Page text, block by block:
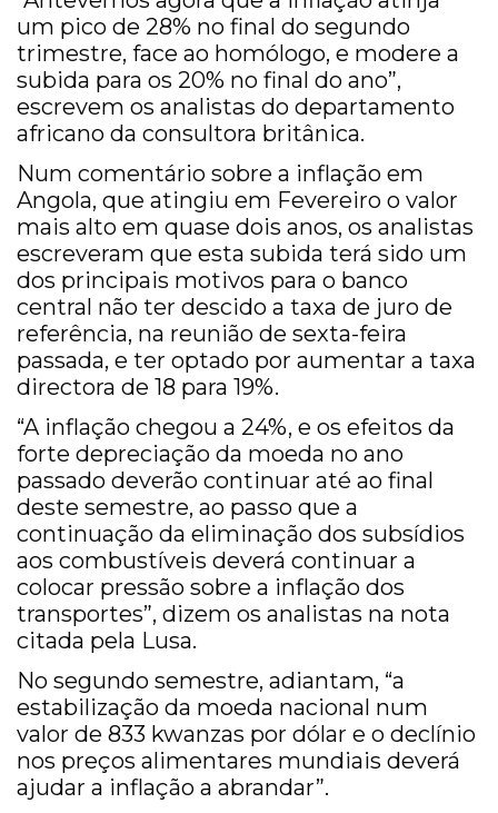
um pico de 28% no final do segundo
trimestre, face ao homólogo, e modere a
subida para os 20% no final do ano”,
escrevem os analistas do departamento
africano da consultora britânica.
Num comentário sobre a inflação em
Angola, que atingiu em Fevereiro o valor
mais alto em quase dois anos, os analistas
escreveram que esta subida terá sido um
dos principais motivos para o banco
central não ter descido a taxa de juro de
referência, na reunião de sexta-feira
passada, e ter optado por aumentar a taxa
directora de 18 para 19%.
“A inflação chegou a 24%, e os efeitos da
forte depreciação da moeda no ano
passado deverão continuar até ao final
deste semestre, ao passo que a
continuação da eliminação dos subsídios
aos combustíveis deverá continuar a
colocar pressão sobre a inflação dos
transportes”, dizem os analistas na nota
citada pela Lusa.
No segundo semestre, adiantam, “a
estabilização da moeda nacional num
valor de 833 kwanzas por dólar e o declínio
nos preços alimentares mundiais deverá
ajudar a inflação a abrandar”.